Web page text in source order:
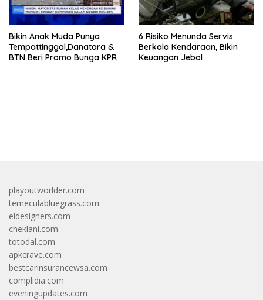
Bikin Anak Muda Punya
Tempattinggal,Danatara &
BTN Beri Promo Bunga KPR
6 Risiko Menunda Servis
Berkala Kendaraan, Bikin
Keuangan Jebol
playoutworlder.com
temeculabluegrass.com
eldesigners.com
cheklani.com
totodal.com
apkcrave.com
bestcarinsurancewsa.com
complidia.com
eveningupdates.com